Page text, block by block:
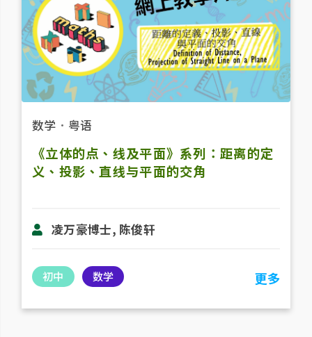
数学 ． 粤语
《立体的点、线及平面》系列：距离的定
义、投影、直线与平面的交角
凌万豪博士, 陈俊轩
初中 数学 更多